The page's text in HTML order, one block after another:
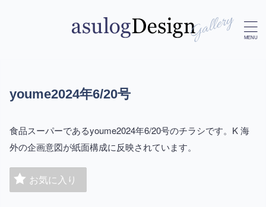
youme2024年6/20号
食品スーパーであるyoume2024年6/20号のチラシです。K 海
外の企画意図が紙面構成に反映されています。
お気に入り